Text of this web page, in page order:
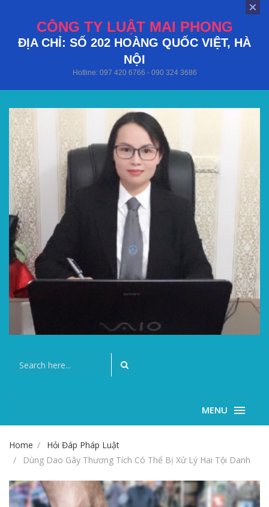
CÔNG TY LUẬT MAI PHONG
ĐỊA CHỈ: SỐ 202 HOÀNG QUỐC VIỆT, HÀ
NỘI
Hotline: 097 420 6766 - 090 324 3686
MENU
Home
Hỏi Đáp Pháp Luật
Dùng Dao Gây Thương Tích Có Thể Bị Xử Lý Hai Tội Danh